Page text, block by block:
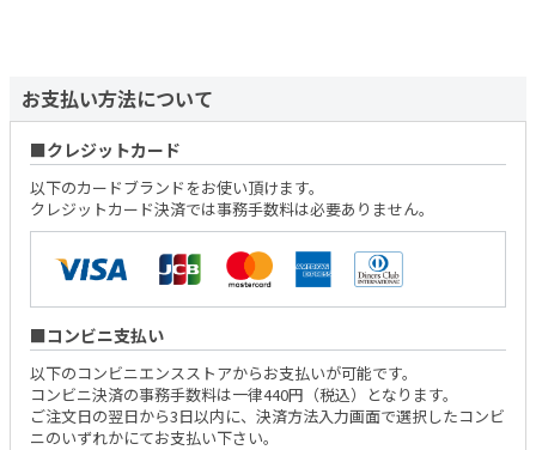
お支払い方法について
クレジットカード
以下のカードブランドをお使い頂けます。
クレジットカード決済では事務手数料は必要ありません。
コンビニ支払い
以下のコンビニエンスストアからお支払いが可能です。
コンビニ決済の事務手数料は一律440円（税込）となります。
ご注文日の翌日から3日以内に、決済方法入力画面で選択したコンビ
ニのいずれかにてお支払い下さい。